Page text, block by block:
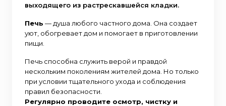
выходящего из растрескавшейся кладки.
Печь — душа любого частного дома. Она создает
уют, обогревает дом и помогает в приготовлении
пищи.
Печь способна служить верой и правдой
нескольким поколениям жителей дома. Но только
при условии тщательного ухода и соблюдения
правил безопасности.
Регулярно проводите осмотр, чистку и